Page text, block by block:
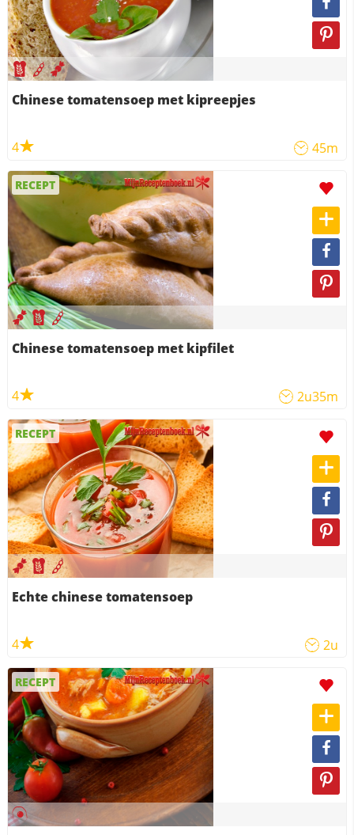
Chinese tomatensoep met kipreepjes
4 45m
RECEPT
Chinese tomatensoep met kipfilet
4 2u35m
RECEPT
Echte chinese tomatensoep
4 2u
RECEPT